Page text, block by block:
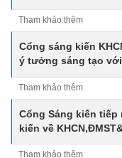
Tham khảo thêm
Cổng sáng kiến
ý tưởng sáng tạo
Tham khảo thêm
Cổng Sáng kiến tiếp
kiến về
Tham khảo thêm